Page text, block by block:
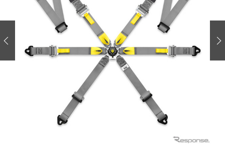
ショップレポート 愛車 File
自動車豆知識 ストップ！不具合修理＆粗悪修理
鈑金・塗装
ディテイリング
ディテイリング 洗車
ヘッドライト磨き コーティング
小キズ直し 防錆
特集記事
ストップ 不具合修理＆粗悪修理
カーメーカー「旧車」関連プロジェ
ショップレポート プロショップ検索
カーメーカー「旧車」関連プロジ
ェクト
コラム